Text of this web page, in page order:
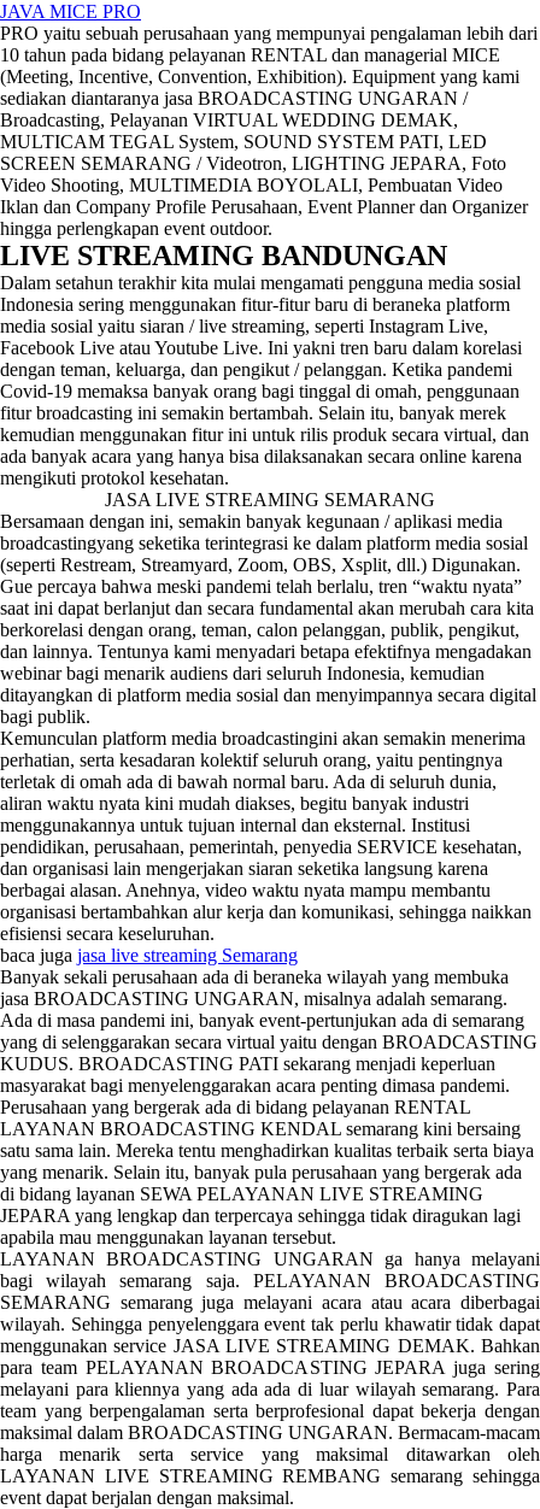
JAVA MICE PRO
PRO yaitu sebuah perusahaan yang mempunyai pengalaman lebih dari
10 tahun pada bidang pelayanan RENTAL dan managerial MICE
(Meeting, Incentive, Convention, Exhibition). Equipment yang kami
sediakan diantaranya jasa BROADCASTING UNGARAN /
Broadcasting, Pelayanan VIRTUAL WEDDING DEMAK,
MULTICAM TEGAL System, SOUND SYSTEM PATI, LED
SCREEN SEMARANG / Videotron, LIGHTING JEPARA, Foto
Video Shooting, MULTIMEDIA BOYOLALI, Pembuatan Video
Iklan dan Company Profile Perusahaan, Event Planner dan Organizer
hingga perlengkapan event outdoor.
LIVE STREAMING BANDUNGAN
Dalam setahun terakhir kita mulai mengamati pengguna media sosial
Indonesia sering menggunakan fitur-fitur baru di beraneka platform
media sosial yaitu siaran / live streaming, seperti Instagram Live,
Facebook Live atau Youtube Live. Ini yakni tren baru dalam korelasi
dengan teman, keluarga, dan pengikut / pelanggan. Ketika pandemi
Covid-19 memaksa banyak orang bagi tinggal di omah, penggunaan
fitur broadcasting ini semakin bertambah. Selain itu, banyak merek
kemudian menggunakan fitur ini untuk rilis produk secara virtual, dan
ada banyak acara yang hanya bisa dilaksanakan secara online karena
mengikuti protokol kesehatan.
JASA LIVE STREAMING SEMARANG
Bersamaan dengan ini, semakin banyak kegunaan / aplikasi media
broadcastingyang seketika terintegrasi ke dalam platform media sosial
(seperti Restream, Streamyard, Zoom, OBS, Xsplit, dll.) Digunakan.
Gue percaya bahwa meski pandemi telah berlalu, tren “waktu nyata”
saat ini dapat berlanjut dan secara fundamental akan merubah cara kita
berkorelasi dengan orang, teman, calon pelanggan, publik, pengikut,
dan lainnya. Tentunya kami menyadari betapa efektifnya mengadakan
webinar bagi menarik audiens dari seluruh Indonesia, kemudian
ditayangkan di platform media sosial dan menyimpannya secara digital
bagi publik.
Kemunculan platform media broadcastingini akan semakin menerima
perhatian, serta kesadaran kolektif seluruh orang, yaitu pentingnya
terletak di omah ada di bawah normal baru. Ada di seluruh dunia,
aliran waktu nyata kini mudah diakses, begitu banyak industri
menggunakannya untuk tujuan internal dan eksternal. Institusi
pendidikan, perusahaan, pemerintah, penyedia SERVICE kesehatan,
dan organisasi lain mengerjakan siaran seketika langsung karena
berbagai alasan. Anehnya, video waktu nyata mampu membantu
organisasi bertambahkan alur kerja dan komunikasi, sehingga naikkan
efisiensi secara keseluruhan.
baca juga jasa live streaming Semarang
Banyak sekali perusahaan ada di beraneka wilayah yang membuka
jasa BROADCASTING UNGARAN, misalnya adalah semarang.
Ada di masa pandemi ini, banyak event-pertunjukan ada di semarang
yang di selenggarakan secara virtual yaitu dengan BROADCASTING
KUDUS. BROADCASTING PATI sekarang menjadi keperluan
masyarakat bagi menyelenggarakan acara penting dimasa pandemi.
Perusahaan yang bergerak ada di bidang pelayanan RENTAL
LAYANAN BROADCASTING KENDAL semarang kini bersaing
satu sama lain. Mereka tentu menghadirkan kualitas terbaik serta biaya
yang menarik. Selain itu, banyak pula perusahaan yang bergerak ada
di bidang layanan SEWA PELAYANAN LIVE STREAMING
JEPARA yang lengkap dan terpercaya sehingga tidak diragukan lagi
apabila mau menggunakan layanan tersebut.
LAYANAN BROADCASTING UNGARAN ga hanya melayani
bagi wilayah semarang saja. PELAYANAN BROADCASTING
SEMARANG semarang juga melayani acara atau acara diberbagai
wilayah. Sehingga penyelenggara event tak perlu khawatir tidak dapat
menggunakan service JASA LIVE STREAMING DEMAK. Bahkan
para team PELAYANAN BROADCASTING JEPARA juga sering
melayani para kliennya yang ada ada di luar wilayah semarang. Para
team yang berpengalaman serta berprofesional dapat bekerja dengan
maksimal dalam BROADCASTING UNGARAN. Bermacam-macam
harga menarik serta service yang maksimal ditawarkan oleh
LAYANAN LIVE STREAMING REMBANG semarang sehingga
event dapat berjalan dengan maksimal.